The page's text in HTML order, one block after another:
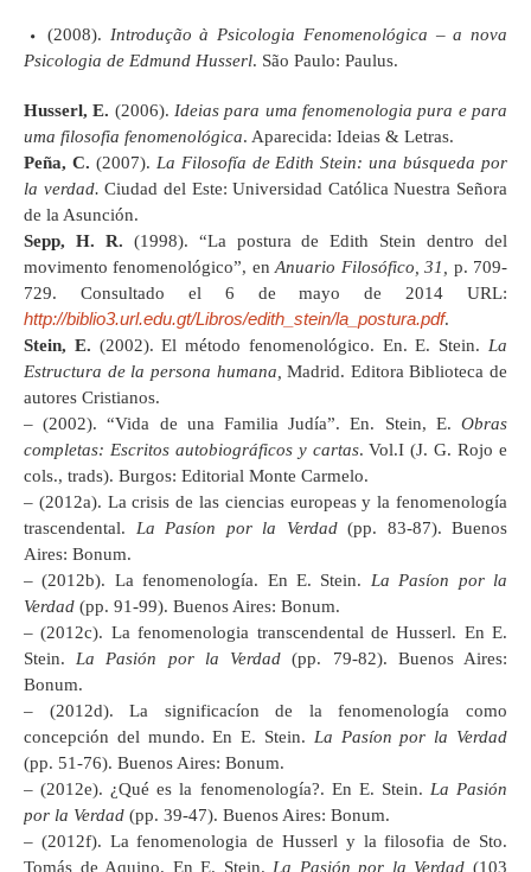
(2008). Introdução à Psicologia Fenomenológica – a nova
Psicologia de Edmund Husserl. São Paulo: Paulus.
Husserl, E. (2006).Ideias para uma fenomenologia pura e para
uma filosofia fenomenológica. Aparecida: Ideias & Letras.
Peña, C. (2007). La Filosofía de Edith Stein: una búsqueda por
la verdad. Ciudad del Este: Universidad Católica Nuestra Señora
de la Asunción.
Sepp, H. R. (1998). “La postura de Edith Stein dentro del
movimento fenomenológico”, enAnuario Filosófico, 31, p. 709-
729. Consultado el 6 de mayo de 2014 URL:
http://biblio3.url.edu.gt/Libros/edith_stein/la_postura.pdf.
Stein, E. (2002). El método fenomenológico. En. E. Stein.La
Estructura de la persona humana,Madrid. Editora Biblioteca de
autores Cristianos.
– (2002). “Vida de una Familia Judía”. En. Stein, E. Obras
completas: Escritos autobiográficos y cartas. Vol.I (J. G. Rojo e
cols., trads). Burgos: Editorial Monte Carmelo.
– (2012a). La crisis de las ciencias europeas y la fenomenología
trascendental. La Pasíon por la Verdad(pp. 83-87). Buenos
Aires: Bonum.
– (2012b). La fenomenología. En E. Stein. La Pasíon por la
Verdad (pp. 91-99). Buenos Aires: Bonum.
– (2012c). La fenomenologia transcendental de Husserl. En E.
Stein.La Pasión por la Verdad (pp. 79-82). Buenos Aires:
Bonum.
– (2012d). La significacíon de la fenomenología como
concepción del mundo. En E. Stein. La Pasíon por la Verdad
(pp. 51-76). Buenos Aires: Bonum.
– (2012e). ¿Qué es la fenomenología?. En E. Stein. La Pasión
por la Verdad (pp. 39-47). Buenos Aires: Bonum.
– (2012f). La fenomenologia de Husserl y la filosofia de Sto.
Tomás de Aquino. En E. Stein.La Pasión por la Verdad (103